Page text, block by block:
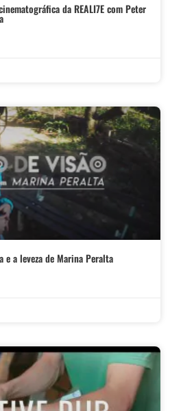
da REALI7E com Peter
e a leveza de Marina Peralta